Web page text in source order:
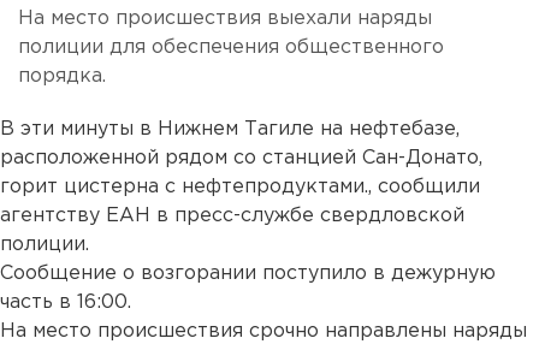
На место происшествия выехали наряды
полиции для обеспечения общественного
порядка.
В эти минуты в Нижнем Тагиле на нефтебазе,
расположенной рядом со станцией Сан-Донато,
горит цистерна с нефтепродуктами., сообщили
агентству ЕАН в пресс-службе свердловской
полиции.
Сообщение о возгорании поступило в дежурную
часть в 16:00.
На место происшествия срочно направлены наряды